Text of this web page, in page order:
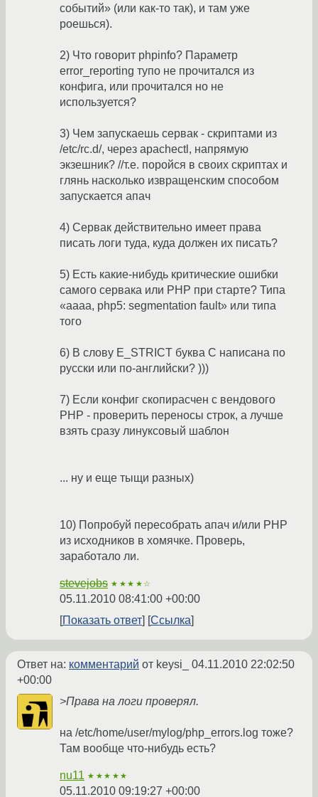
событий» (или как-то так), и там уже
роешься).
2) Что говорит phpinfo? Параметр
error_reporting тупо не прочитался из
конфига, или прочитался но не
используется?
3) Чем запускаешь сервак - скриптами из
/etc/rc.d/, через apachectl, напрямую
экзешник? //т.е. поройся в своих скриптах и
глянь насколько извращенским способом
запускается апач
4) Сервак действительно имеет права
писать логи туда, куда должен их писать?
5) Есть какие-нибудь критические ошибки
самого сервака или PHP при старте? Типа
«аааа, php5: segmentation fault» или типа
того
6) В слову E_STRICT буква C написана по
русски или по-английски? )))
7) Если конфиг скопирасчен с вендового
PHP - проверить переносы строк, а лучше
взять сразу линуксовый шаблон
... ну и еще тыщи разных)
10) Попробуй пересобрать апач и/или PHP
из исходников в хомячке. Проверь,
заработало ли.
stevejobs ★★★★☆
05.11.2010 08:41:00 +00:00
Показать ответ
Ссылка
Ответ на: комментарий от keysi_ 04.11.2010 22:02:50
+00:00
>Права на логи проверял.
на /etc/home/user/mylog/php_errors.log тоже?
Там вообще что-нибудь есть?
nu11 ★★★★★
05.11.2010 09:19:27 +00:00